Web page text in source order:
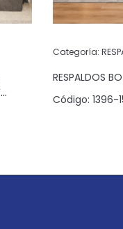
Categoría:
RESPALDOS
Código: 1396-